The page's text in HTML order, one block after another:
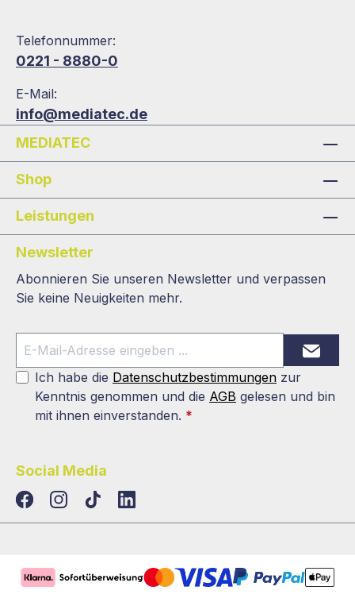
Telefonnummer:
0221 - 8880-0
E-Mail:
info@mediatec.de
MEDIATEC
Shop
Leistungen
Newsletter
Abonnieren Sie unseren Newsletter und verpassen
Sie keine Neuigkeiten mehr.
Ich habe die Datenschutzbestimmungen zur
Kenntnis genommen und die AGB gelesen und bin
mit ihnen einverstanden. *
Social Media
TikTokLinkedIn